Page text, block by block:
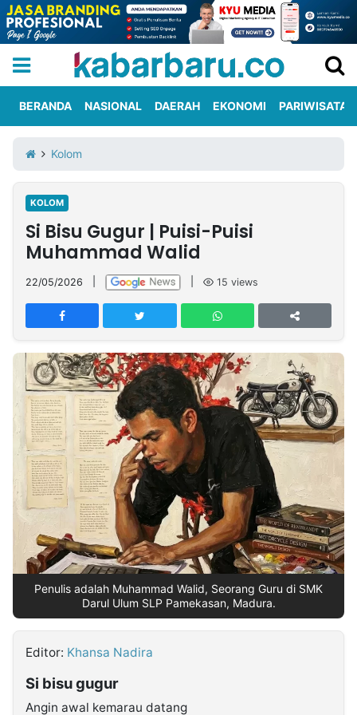
Iklan
Berita
Kami
Nasional
International
Olahraga
Entertainment
Daerah
Pariwisata
Kuliner
Kolom
Network
PT
TREETAN
MULTIMEDIA
INDONESIA
Partner
Insight
NTB
Suara
Time
Lens
IDN
Daily
Jogja
Jalan
Rakyat
Idealita
News
Notice
Dinamikapost.com
Radar
Baru
Seedbacklink
Kabarbaru
BERANDA NASIONAL DAERAH EKONOMI PARIWISATA
Kolom
KOLOM
Si Bisu Gugur | Puisi-Puisi
Muhammad Walid
22/05/2026 15 views
Penulis adalah Muhammad Walid, Seorang Guru di SMK
Darul Ulum SLP Pamekasan, Madura.
Editor: Khansa Nadira
Si bisu gugur
Angin awal kemarau datang